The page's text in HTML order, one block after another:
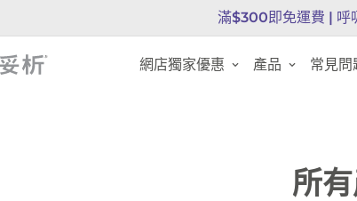
滿$300即免運費 | 呼
網店獨家優惠 產品 常見問
所